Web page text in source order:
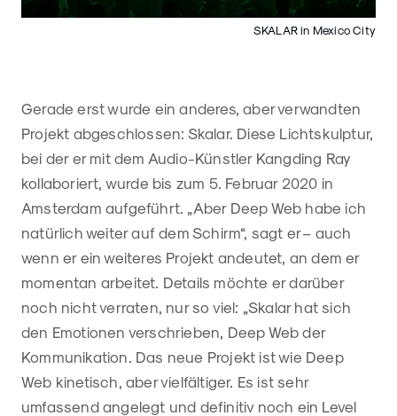
SKALAR in Mexico City
Gerade erst wurde ein anderes, aber verwandten
Projekt abgeschlossen: Skalar. Diese Lichtskulptur,
bei der er mit dem Audio-Künstler Kangding Ray
kollaboriert, wurde bis zum 5. Februar 2020 in
Amsterdam aufgeführt. „Aber Deep Web habe ich
natürlich weiter auf dem Schirm“, sagt er – auch
wenn er ein weiteres Projekt andeutet, an dem er
momentan arbeitet. Details möchte er darüber
noch nicht verraten, nur so viel: „Skalar hat sich
den Emotionen verschrieben, Deep Web der
Kommunikation. Das neue Projekt ist wie Deep
Web kinetisch, aber vielfältiger. Es ist sehr
umfassend angelegt und definitiv noch ein Level